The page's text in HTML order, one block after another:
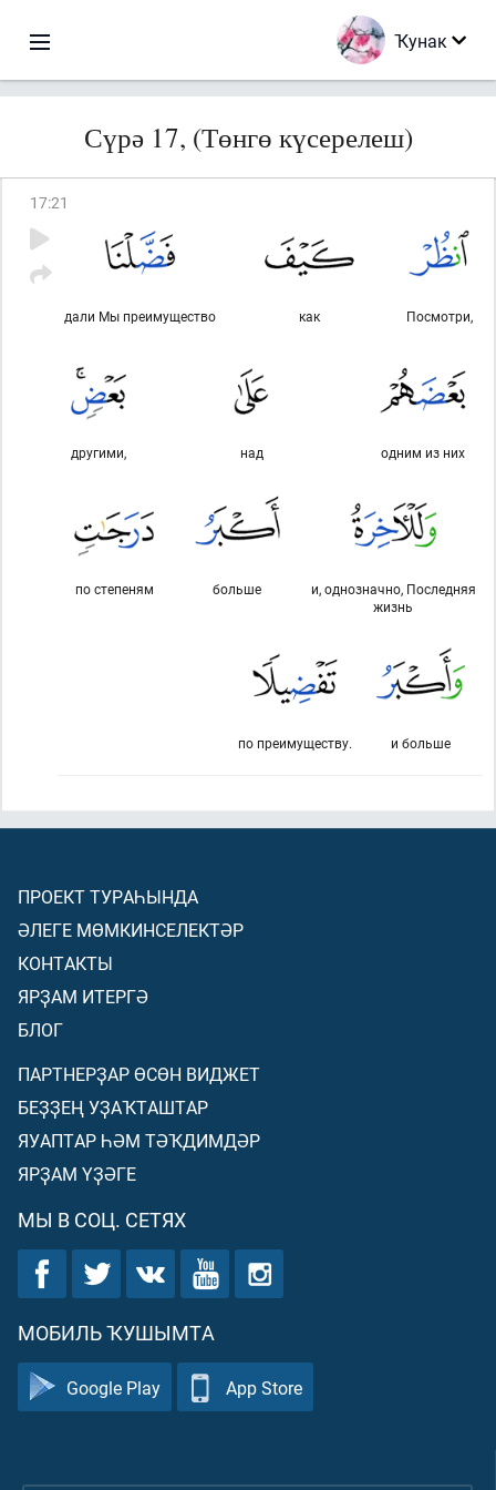
Ҡунак
Сүрә 17, (Төнгө күсерелеш)
17:21
Посмотри,
как
дали Мы преимущество
одним из них
над
другими,
и, однозначно, Последняя
жизнь
больше
по степеням
и больше
по преимуществу.
ПРОЕКТ ТУРАҺЫНДА
ӘЛЕГЕ МӨМКИНСЕЛЕКТӘР
КОНТАКТЫ
ЯРҘАМ ИТЕРГӘ
БЛОГ
ПАРТНЕРҘАР ӨСӨН ВИДЖЕТ
БЕҘҘЕҢ УҘАҠТАШТАР
ЯУАПТАР ҺӘМ ТӘҠДИМДӘР
ЯРҘАМ ҮҘӘГЕ
МЫ В СОЦ. СЕТЯХ
МОБИЛЬ ҠУШЫМТА
Google Play App Store